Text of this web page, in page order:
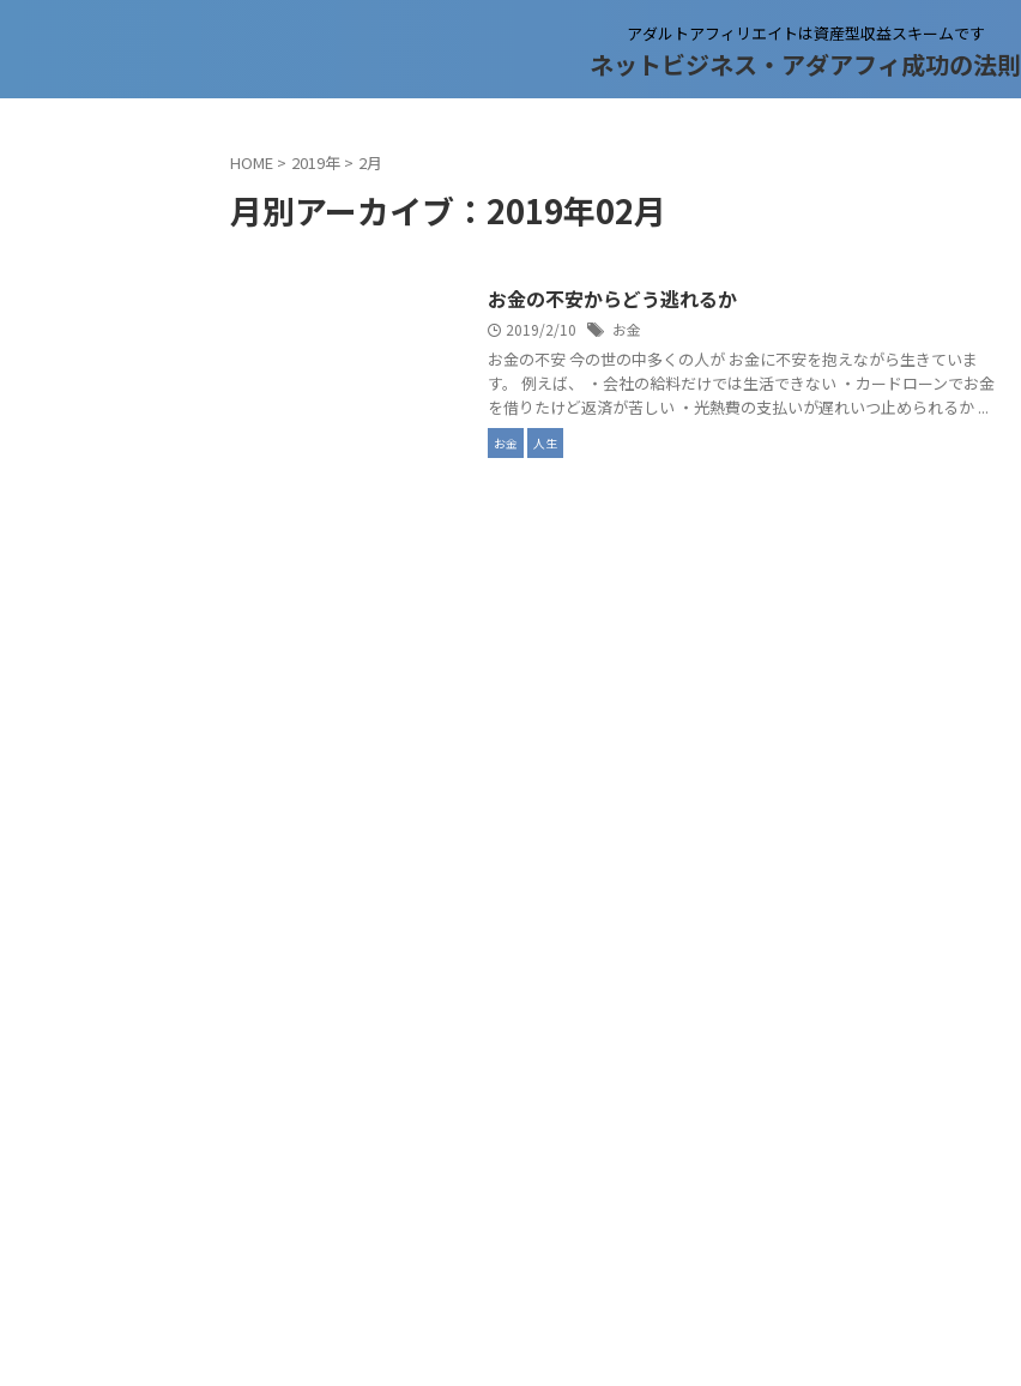
アダルトアフィリエイトは資産型収益スキームです
ネットビジネス・アダアフィ成功の法則
HOME > 2019年 > 2月
月別アーカイブ：2019年02月
お金の不安からどう逃れるか
2019/2/10 お金
お金の不安 今の世の中多くの人が お金に不安を抱えながら生きていま
す。 例えば、 ・会社の給料だけでは生活できない ・カードローンでお金
を借りたけど返済が苦しい ・光熱費の支払いが遅れいつ止められるか ...
お金 人生